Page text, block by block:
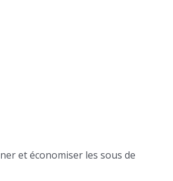
et économiser les sous de